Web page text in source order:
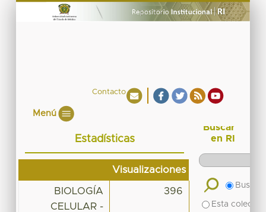
Contacto
Menú
Estadísticas
Visualizaciones
BIOLOGÍA
CELULAR -
396
Buscar
en RI
Buscar
Esta